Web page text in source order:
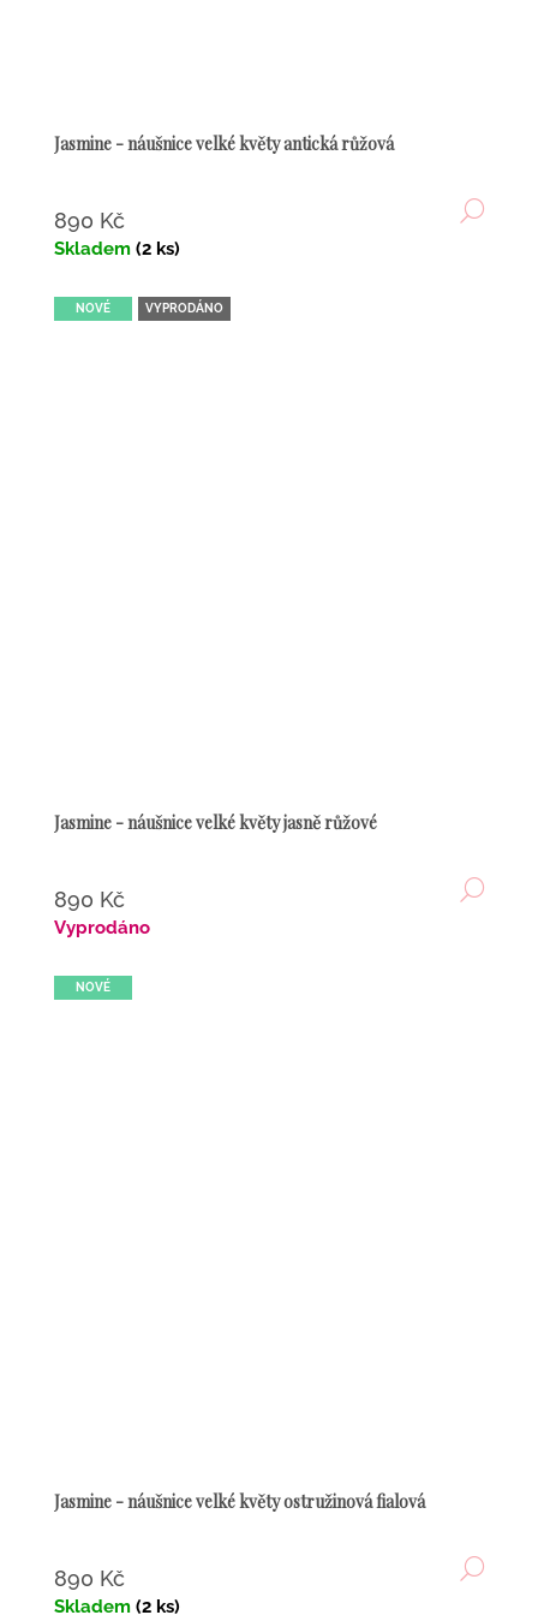
Jasmine - náušnice velké květy antická růžová
890 Kč
Skladem (2 ks)
NOVÉ VYPRODÁNO
Jasmine - náušnice velké květy jasně růžové
890 Kč
Vyprodáno
NOVÉ
Jasmine - náušnice velké květy ostružinová fialová
890 Kč
Skladem (2 ks)